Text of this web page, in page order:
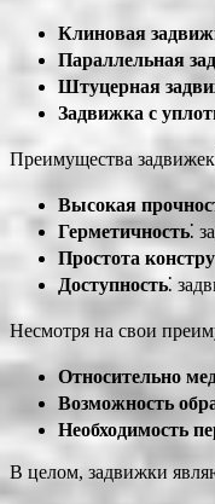
Клиновая
Параллельная
Штуцерная
Задвижка с
Преимущества
Высокая
Герметичность⁚
Простота
Доступность⁚
Несмотря на свои
Относительно
Возможность
Необходимость
В целом, задвижки